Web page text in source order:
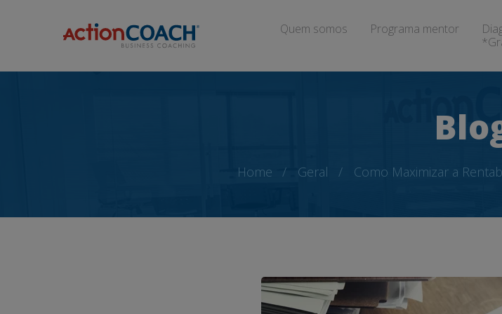
Quem somos Programa mentor
Home Geral Como Maximizar a